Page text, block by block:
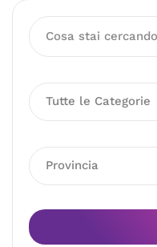
Tutte le Categorie
Provincia